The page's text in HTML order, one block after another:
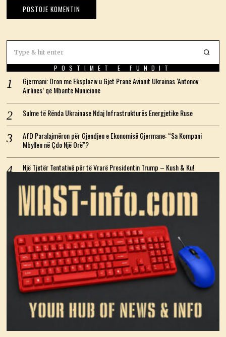
POSTIMET E FUNDIT
Gjermani: Dron me Eksploziv u Gjet Pranë Avionit Ukrainas ‘Antonov
Airlines’ që Mbante Municione
Sulme të Rënda Ukrainase Ndaj Infrastrukturës Energjetike Ruse
AfD Paralajmëron për Gjendjen e Ekonomisë Gjermane: “Sa Kompani
Mbyllen në Çdo Një Orë”?
Një Tjetër Tentativë për të Vrarë Presidentin Trump – Kush & Ku!